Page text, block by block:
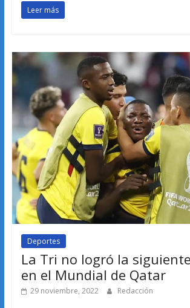
Leer más
Deportes
La Tri no logró la
en el Mundial de Qatar
29 noviembre, 2022 Redacción